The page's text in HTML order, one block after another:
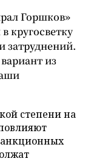
Горшков»
кругосветку
затруднений.
из
степени на